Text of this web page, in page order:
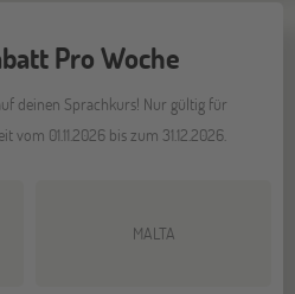
Pro Woche
deinen Sprachkurs! Nur gültig für
vom 01.11.2026 bis zum 31.12.2026.
MALTA